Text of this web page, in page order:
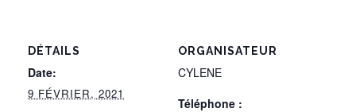
DÉTAILS
Date:
9 FÉVRIER, 2021
ORGANISATEUR
CYLENE
Téléphone :